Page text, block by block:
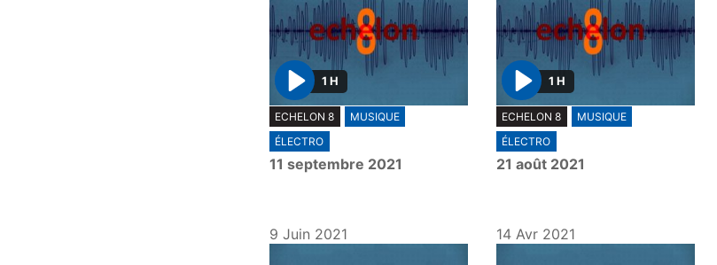
P
l
a
y
1 H
ECHELON 8
MUSIQUE
ÉLECTRO
11 septembre 2021
P
l
a
y
1 H
ECHELON 8
MUSIQUE
ÉLECTRO
21 août 2021
9 Juin 2021 14 Avr 2021